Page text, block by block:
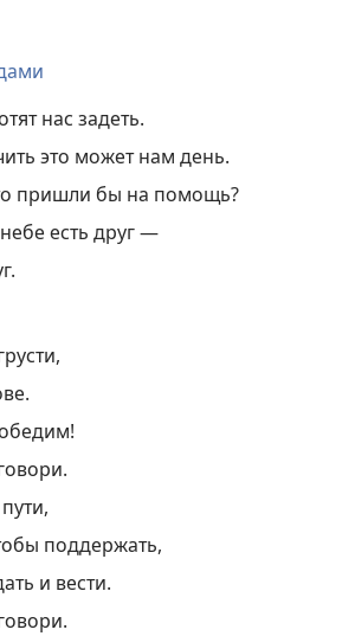
нас задеть.
это может нам день.
пришли бы на помощь?
есть друг —
поддержать,
и вести.